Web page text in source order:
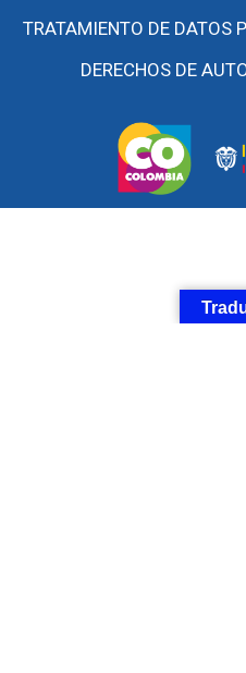
TRATAMIENTO DE DATOS
DERECHOS DE